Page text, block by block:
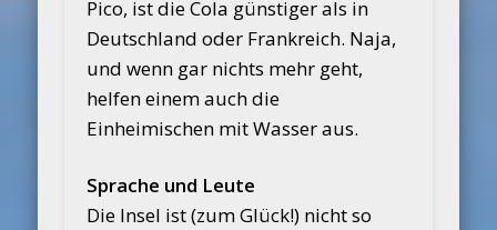
Pico, ist die Cola günstiger als in
Deutschland oder Frankreich. Naja,
und wenn gar nichts mehr geht,
helfen einem auch die
Einheimischen mit Wasser aus.
Sprache und Leute
Die Insel ist (zum Glück!) nicht so